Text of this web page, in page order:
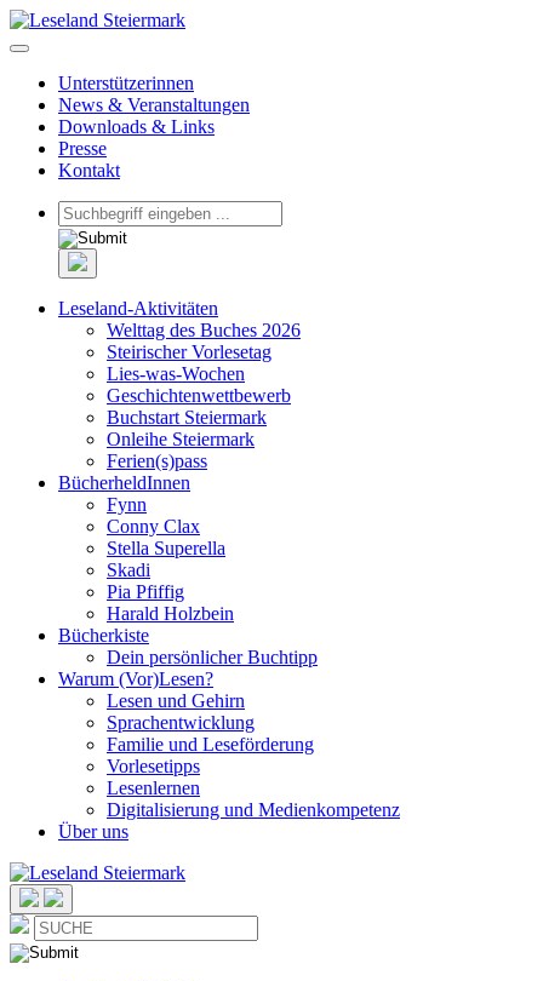
Unterstützerinnen
News & Veranstaltungen
Downloads & Links
Presse
Kontakt
Leseland-Aktivitäten
Welttag des Buches 2026
Steirischer Vorlesetag
Lies-was-Wochen
Geschichtenwettbewerb
Buchstart Steiermark
Onleihe Steiermark
Ferien(s)pass
BücherheldInnen
Fynn
Conny Clax
Stella Superella
Skadi
Pia Pfiffig
Harald Holzbein
Bücherkiste
Dein persönlicher Buchtipp
Warum (Vor)Lesen?
Lesen und Gehirn
Sprachentwicklung
Familie und Leseförderung
Vorlesetipps
Lesenlernen
Digitalisierung und Medienkompetenz
Über uns